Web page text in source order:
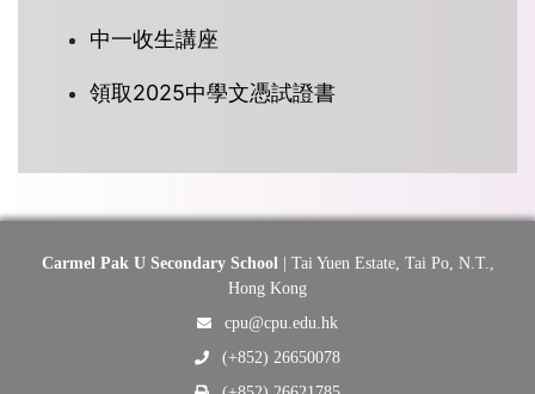
中一收生講座
領取2025中學文憑試證書
Carmel Pak U Secondary School| Tai Yuen Estate, Tai Po, N.T.,
Hong Kong
cpu@cpu.edu.hk
(+852) 26650078